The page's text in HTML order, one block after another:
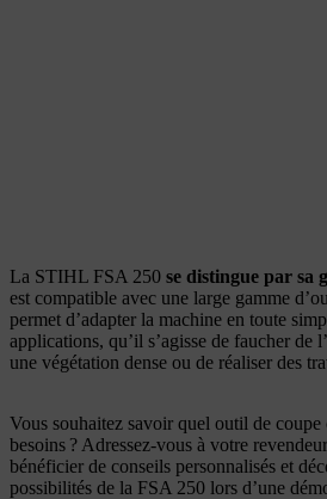
La STIHL FSA 250 se distingue par sa
est compatible avec une large gamme
permet d’adapter la machine en toute
applications, qu’il s’agisse de faucher de
une végétation dense ou de réaliser des
Vous souhaitez savoir quel outil de
besoins ? Adressez-vous à votre
bénéficier de conseils personnalisés et
possibilités de la FSA 250 lors d’une